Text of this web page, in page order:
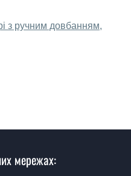
коштує 450 грн.
вхідних дверей?
проводиться
Атмосфера - від 1600
з ручним довбанням,
мережах: